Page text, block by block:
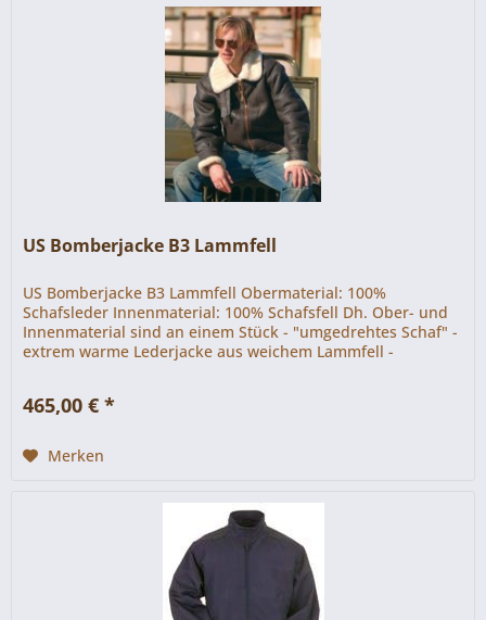
US Bomberjacke B3 Lammfell
US Bomberjacke B3 Lammfell Obermaterial: 100%
Schafsleder Innenmaterial: 100% Schafsfell Dh. Ober- und
Innenmaterial sind an einem Stück - "umgedrehtes Schaf" -
extrem warme Lederjacke aus weichem Lammfell -
465,00 € *
Merken